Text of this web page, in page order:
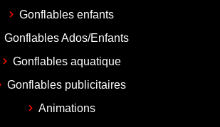
Gonflables enfants
Gonflables Ados/Enfants
Gonflables aquatique
Gonflables publicitaires
Animations